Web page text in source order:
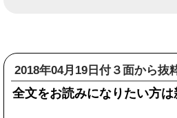
2018年04月19日付３面から抜
全文をお読みになりたい方